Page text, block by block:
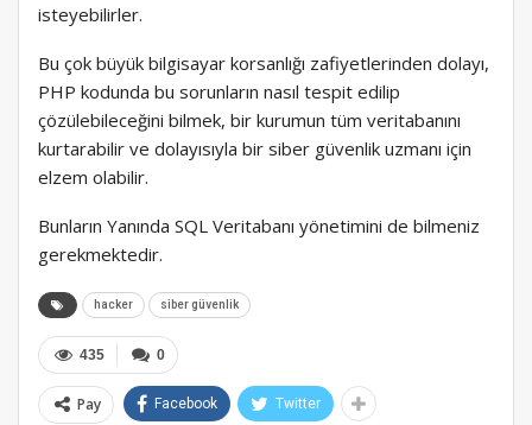
isteyebilirler.
Bu çok büyük bilgisayar korsanlığı zafiyetlerinden dolayı,
PHP kodunda bu sorunların nasıl tespit edilip
çözülebileceğini bilmek, bir kurumun tüm veritabanını
kurtarabilir ve dolayısıyla bir siber güvenlik uzmanı için
elzem olabilir.
Bunların Yanında SQL Veritabanı yönetimini de bilmeniz
gerekmektedir.
hacker siber güvenlik
0
435
Pay Facebook Twitter